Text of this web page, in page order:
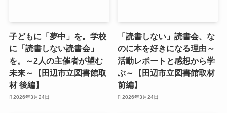
子どもに「夢中」を。学校
に「読書しない読書会」
を。～2人の主催者が望む
未来～【田辺市立図書館取
材 後編】
2026年3月24日
「読書しない」読書会、な
のに本を好きになる理由～
活動レポートと感想から学
ぶ～【田辺市立図書館取材
前編】
2026年3月24日